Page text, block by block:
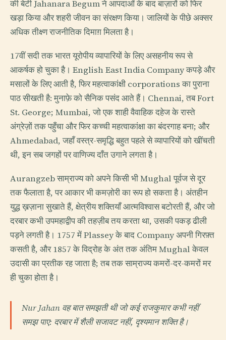
की बेटी Jahanara Begum ने आपदाओं के बाद बाज़ारों को फिर
खड़ा किया और शहरी जीवन का संरक्षण किया। जालियों के पीछे अक्सर
अधिक तीक्ष्ण राजनीतिक दिमाग़ मिलता है।
17वीं सदी तक भारत यूरोपीय व्यापारियों के लिए असहनीय रूप से
आकर्षक हो चुका है। English East India Company कपड़े और
मसालों के लिए आती है, फिर महत्वाकांक्षी corporations का पुराना
पाठ सीखती है: मुनाफ़े को सैनिक पसंद आते हैं। Chennai, तब Fort
St. George; Mumbai, जो एक शाही वैवाहिक दहेज के रास्ते
अंग्रेज़ों तक पहुँचा और फिर कच्ची महत्वाकांक्षा का बंदरगाह बना; और
Ahmedabad, जहाँ वस्त्र-समृद्धि बहुत पहले से व्यापारियों को खींचती
थी, इन सब जगहों पर वाणिज्य दाँत उगाने लगता है।
Aurangzeb साम्राज्य को अपने किसी भी Mughal पूर्वज से दूर
तक फैलाता है, पर आकार भी कमज़ोरी का रूप हो सकता है। अंतहीन
युद्ध ख़ज़ाना सुखाते हैं, क्षेत्रीय शक्तियाँ आत्मविश्वास बटोरती हैं, और जो
दरबार कभी उपमहाद्वीप की तहज़ीब तय करता था, उसकी पकड़ ढीली
पड़ने लगती है। 1757 में Plassey के बाद Company अपनी गिरफ़्त
कसती है, और 1857 के विद्रोह के अंत तक अंतिम Mughal केवल
उदासी का प्रतीक रह जाता है; तब तक साम्राज्य कमरों-दर-कमरों मर
ही चुका होता है।
Nur Jahan वह बात समझती थी जो कई राजकुमार कभी नहीं
समझ पाए: दरबार में शैली सजावट नहीं, दृश्यमान शक्ति है।